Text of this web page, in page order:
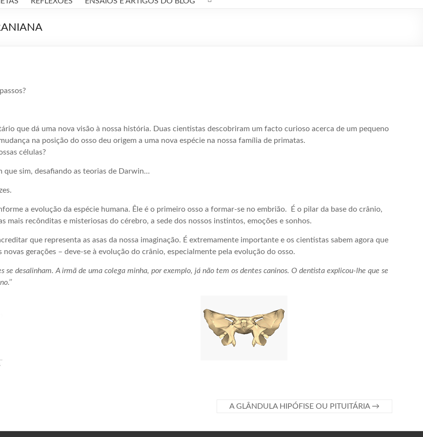
que dá uma nova visão à nossa história. Duas cientistas descobriram um facto curioso acerca de um pequeno
na posição do osso deu origem a uma nova espécie na nossa família de primatas.
células?
sim, desafiando as teorias de Darwin…
a evolução da espécie humana. Êle é o primeiro osso a formar-se no embrião. É o pilar da base do crânio,
mais recônditas e misteriosas do cérebro, a sede dos nossos instintos, emoções e sonhos.
que representa as asas da nossa imaginação. É extremamente importante e os cientistas sabem agora que
gerações – deve-se à evolução do crânio, especialmente pela evolução do osso.
se desalinham. A irmã de uma colega minha, por exemplo, já não tem os dentes caninos. O dentista explicou-lhe que se
A GLÂNDULA HIPÓFISE OU PITUITÁRIA →